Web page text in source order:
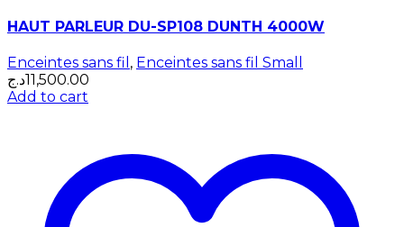
HAUT PARLEUR DU-SP108 DUNTH 4000W
Enceintes sans fil , Enceintes sans fil Small
11,500.00د.ج
Add to cart